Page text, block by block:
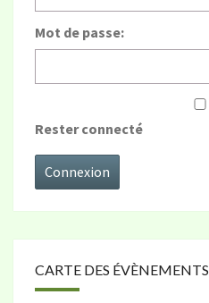
Mot de passe:
Rester connecté
Connexion
CARTE DES ÉVÈNEMENTS